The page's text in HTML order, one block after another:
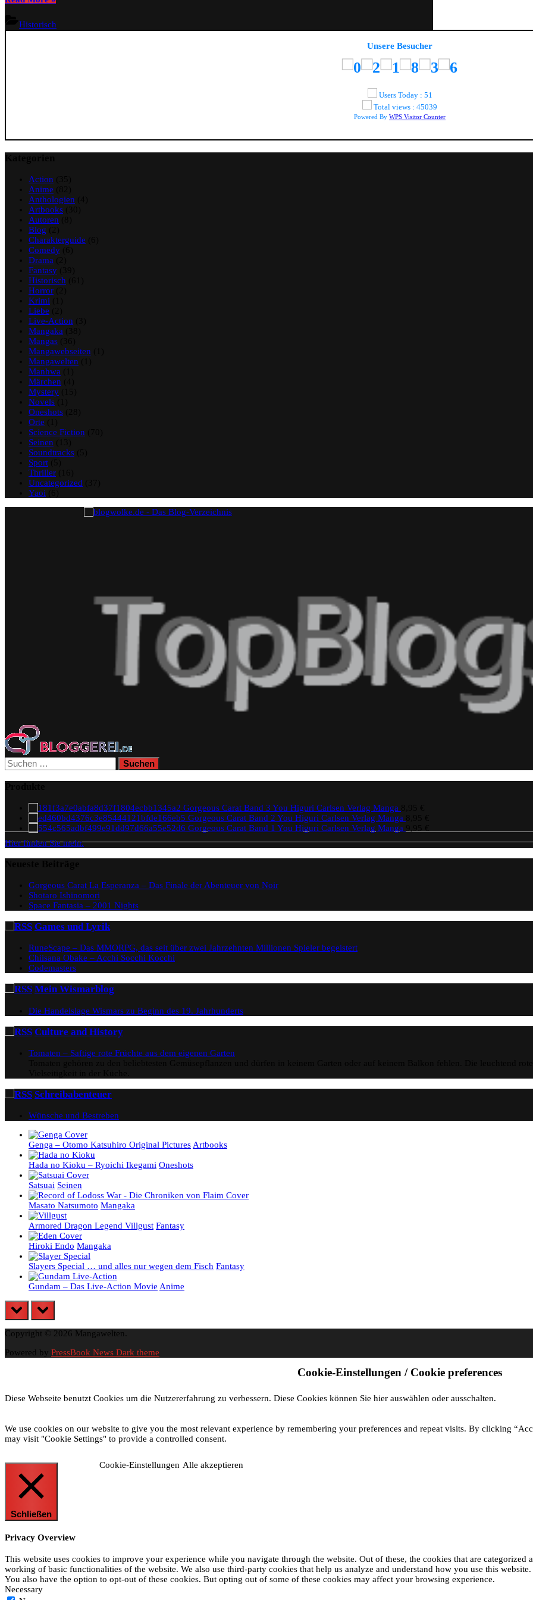
Yasuhiko”
Historisch
Unsere Besucher
Users Today : 51
Total views : 45039
Powered By WPS Visitor Counter
Action
Anime
Anthologien
Artbooks
Autoren
Blog
Charakterguide
Comedy
Drama
Fantasy
Historisch
Horror
Krimi
Liebe
Live-Action
Mangaka
Mangas
Mangawebseiten
Mangawelten
Manhwa
Märchen
Mystery
Novels
Oneshots
Orte
Science Fiction
Seinen
Soundtracks
Sport
Thriller
Uncategorized
Yaoi
Suchen
nach:
Gorgeous Carat Band 3 You Higuri Carlsen Verlag Manga
Gorgeous Carat Band 2 You Higuri Carlsen Verlag Manga
Gorgeous Carat Band 1 You Higuri Carlsen Verlag Manga
Hier finden Sie mehr.
Gorgeous Carat La Esperanza – Das Finale der Abenteuer von Noir
Shotaro Ishinomori
Space Fantasia – 2001 Nights
Games und Lyrik
RuneScape – Das MMORPG, das seit über zwei Jahrzehnten Millionen Spieler begeistert
Chiisana Obake – Acchi Socchi Kocchi
Codemasters
Mein Wismarblog
Die Handelslage Wismars zu Beginn des 19. Jahrhunderts
Culture and History
Tomaten – Saftige rote Früchte aus dem eigenen Garten
Schreibabenteuer
Wünsche und Bestreben
Genga – Otomo Katsuhiro Original Pictures Artbooks
Hada no Kioku – Ryoichi Ikegami Oneshots
Satsuai Seinen
Masato Natsumoto Mangaka
Armored Dragon Legend Villgust Fantasy
Hiroki Endo Mangaka
Slayers Special … und alles nur wegen dem Fisch Fantasy
Gundam – Das Live-Action Movie Anime
prev next
Copyright © 2026 Mangawelten.
Powered by PressBook News Dark theme
Cookie-Einstellungen / Cookie preferences
Diese Webseite benutzt Cookies um die Nutzererfahrung zu verbessern. Diese Cookies können Sie hier auswählen oder ausschalten.
We use cookies on our website to give you the most relevant experience by remembering your preferences and repeat visits. By clicking
may visit "Cookie Settings" to provide a controlled consent.
Cookie-Einstellungen Alle akzeptieren
Schließen
Privacy Overview
This website uses cookies to improve your experience while you navigate through the website. Out of these, the cookies that are categorized
working of basic functionalities of the website. We also use third-party cookies that help us analyze and understand how you use this
You also have the option to opt-out of these cookies. But opting out of some of these cookies may affect your browsing experience.
Necessary